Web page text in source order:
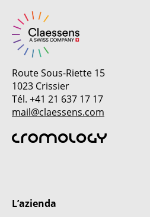
Route Sous-Riette 15
1023 Crissier
Tél. +41 21 637 17 17
mail@claessens.com
L’azienda